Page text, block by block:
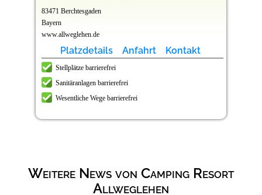
83471 Berchtesgaden
Bayern
www.allweglehen.de
Platzdetails Anfahrt Kontakt
Stellplätze barrierefrei
Sanitäranlagen barrierefrei
Wesentliche Wege barrierefrei
Weitere News von Camping Resort
Allweglehen